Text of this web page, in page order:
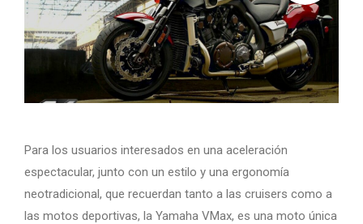
Para los usuarios interesados ​​en una aceleración
espectacular, junto con un estilo y una ergonomía
neotradicional, que recuerdan tanto a las cruisers como a
las motos deportivas, la Yamaha VMax, es una moto única